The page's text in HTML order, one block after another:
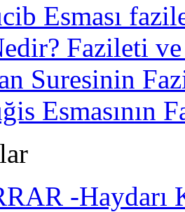
Esması
Fazileti
Suresinin
Esmasının
-Haydarı